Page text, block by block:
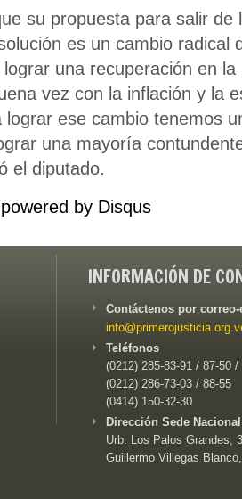
su propuesta para salir de
es un cambio radical
una recuperación en
vez con la inflación y la
lograr ese cambio tenemos
una mayoría
el diputado.
by Disqus
INFORMACIÓN DE
Contáctenos por
Teléfonos
(0212) 285-83-91 / 87-50 /
(0212) 286-73-03 / 88-55
(0414) 150-32-30
Dirección Sede
Urb. Los Palos Grandes,
Guillermo Villegas